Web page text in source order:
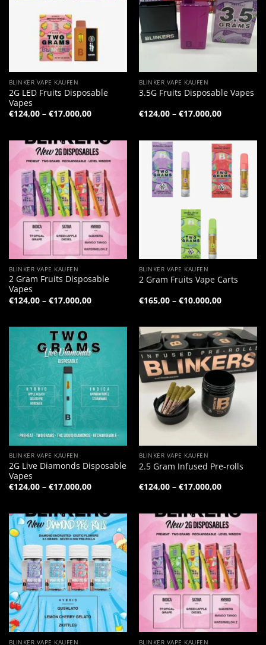
BLINKER VAPE KAUFEN
2G LED Fruits Disposable
Vapes
€124,00 – €17.000,00Preisspanne:
€124,00
BLINKER VAPE KAUFEN
3.5G Fruits Disposable Vapes
€124,00 – €17.000,00
€124,00
BLINKER VAPE KAUFEN
2 Gram Fruits Disposable
Vapes
€124,00 – €17.000,00Preisspanne:
€124,00
BLINKER VAPE KAUFEN
2 Gram Fruits Vape Carts
€165,00 – €10.000,00
€165,00
BLINKER VAPE KAUFEN
2G Live Diamonds Disposable
Vapes
€124,00 – €17.000,00Preisspanne:
BLINKER VAPE KAUFEN
2.5 Gram Infused Pre-rolls
€124,00 – €17.000,00
BLINKER VAPE KAUFEN BLINKER VAPE KAUFEN